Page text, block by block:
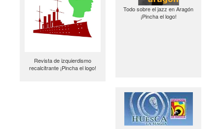
Revista de izquierdismo
recalcitrante ¡Pincha el logo!
Todo sobre el jazz en Aragón
¡Pincha el logo!